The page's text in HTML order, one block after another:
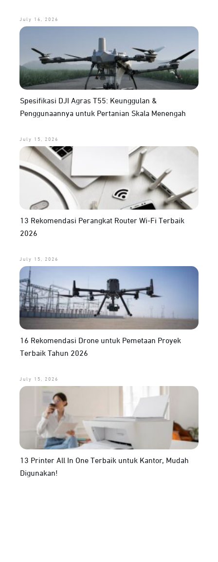
July 16, 2026
Spesifikasi DJI Agras T55: Keunggulan &
Penggunaannya untuk Pertanian Skala Menengah
July 15, 2026
13 Rekomendasi Perangkat Router Wi-Fi Terbaik
2026
July 15, 2026
16 Rekomendasi Drone untuk Pemetaan Proyek
Terbaik Tahun 2026
July 15, 2026
13 Printer All In One Terbaik untuk Kantor, Mudah
Digunakan!